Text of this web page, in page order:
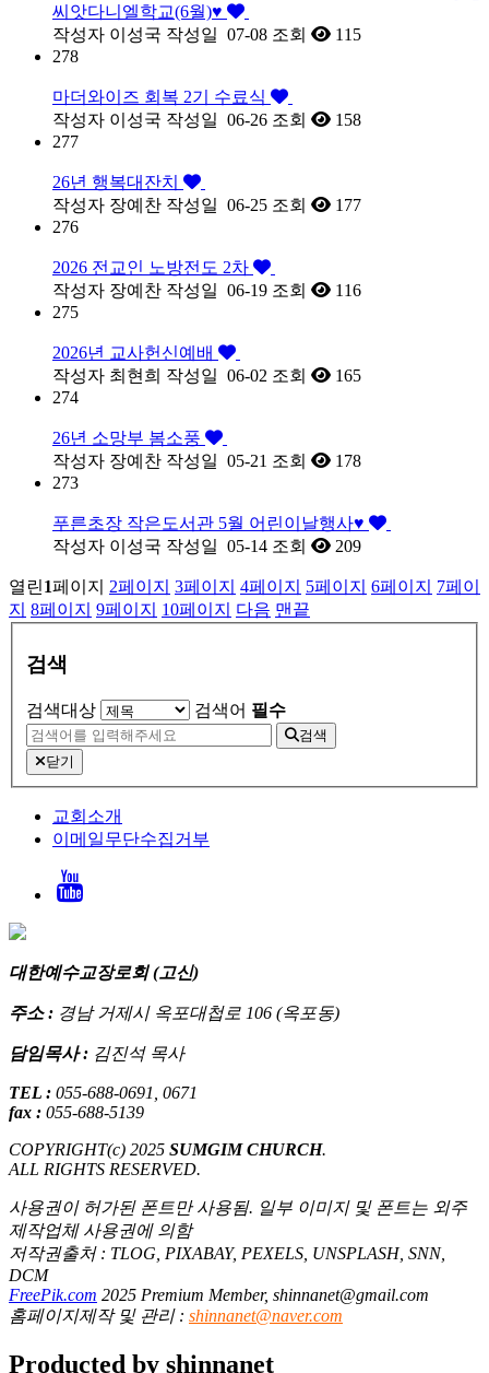
씨앗다니엘학교(6월)♥
작성자 이성국 작성일 07-08 조회
115
278
마더와이즈 회복 2기 수료식
작성자 이성국 작성일 06-26 조회
158
277
26년 행복대잔치
작성자 장예찬 작성일 06-25 조회
177
276
2026 전교인 노방전도 2차
작성자 장예찬 작성일 06-19 조회
116
275
2026년 교사헌신예배
작성자 최현희 작성일 06-02 조회
165
274
26년 소망부 봄소풍
작성자 장예찬 작성일 05-21 조회
178
273
푸른초장 작은도서관 5월 어린이날행사♥
작성자 이성국 작성일 05-14 조회 209
열린1페이지 2페이지 3페이지 4페이지 5페이지 6페이지 7페이
지 8페이지 9페이지 10페이지 다음 맨끝
검색
검색대상 검색어 필수
검색
닫기
교회소개
이메일무단수집거부
대한예수교장로회 (고신)
주소 : 경남 거제시 옥포대첩로 106 (옥포동)
담임목사 : 김진석 목사
TEL : 055-688-0691, 0671
fax : 055-688-5139
COPYRIGHT(c) 2025 SUMGIM CHURCH.
ALL RIGHTS RESERVED.
사용권이 허가된 폰트만 사용됨. 일부 이미지 및 폰트는 외주
제작업체 사용권에 의함
저작권출처 : TLOG, PIXABAY, PEXELS, UNSPLASH, SNN,
DCM
FreePik.com 2025 Premium Member, shinnanet@gmail.com
홈페이지제작 및 관리 : shinnanet@naver.com
Producted by shinnanet